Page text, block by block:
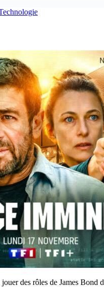
des rôles de James Bond